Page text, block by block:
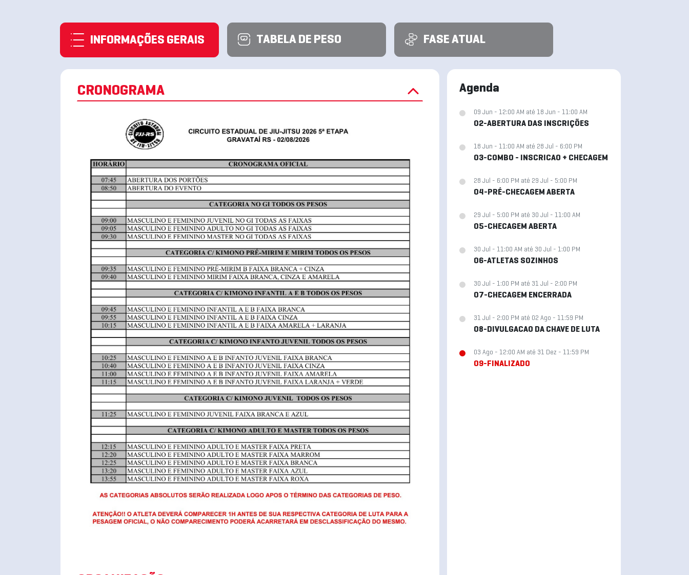
INFORMAÇÕES GERAIS TABELA DE PESO FASE ATUAL
CRONOGRAMA Agenda
09 Jun - 12:00 AM até 18 Jun - 11:00 AM
02-ABERTURA DAS INSCRIÇÕES
18 Jun - 11:00 AM até 28 Jul - 6:00 PM
03-COMBO - INSCRICAO + CHECAGEM
28 Jul - 6:00 PM até 29 Jul - 5:00 PM
04-PRÉ-CHECAGEM ABERTA
29 Jul - 5:00 PM até 30 Jul - 11:00 AM
05-CHECAGEM ABERTA
30 Jul - 11:00 AM até 30 Jul - 1:00 PM
06-ATLETAS SOZINHOS
30 Jul - 1:00 PM até 31 Jul - 2:00 PM
07-CHECAGEM ENCERRADA
31 Jul - 2:00 PM até 02 Ago - 11:59 PM
08-DIVULGACAO DA CHAVE DE LUTA
03 Ago - 12:00 AM até 31 Dez - 11:59 PM
09-FINALIZADO